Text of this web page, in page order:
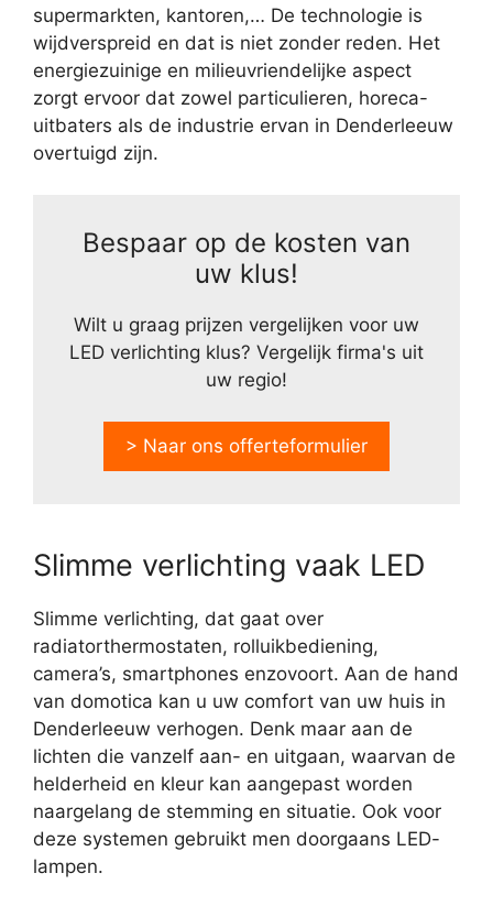
supermarkten, kantoren,… De technologie is
wijdverspreid en dat is niet zonder reden. Het
energiezuinige en milieuvriendelijke aspect
zorgt ervoor dat zowel particulieren, horeca-
uitbaters als de industrie ervan in Denderleeuw
overtuigd zijn.
Bespaar op de kosten van
uw klus!
Wilt u graag prijzen vergelijken voor uw
LED verlichting klus? Vergelijk firma's uit
uw regio!
> Naar ons offerteformulier
Slimme verlichting vaak LED
Slimme verlichting, dat gaat over
radiatorthermostaten, rolluikbediening,
camera’s, smartphones enzovoort. Aan de hand
van domotica kan u uw comfort van uw huis in
Denderleeuw verhogen. Denk maar aan de
lichten die vanzelf aan- en uitgaan, waarvan de
helderheid en kleur kan aangepast worden
naargelang de stemming en situatie. Ook voor
deze systemen gebruikt men doorgaans LED-
lampen.